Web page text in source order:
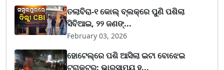
ତଲାବିରା-୧ କୋଲ୍ ବ୍ଲକ୍‌ରେ ପୁଣି ପଶିଲା
ସିବିଆଇ, ୨୨ ଜଣଙ୍...
February 03, 2026
ହୋଟେଲ୍‌ରେ ପଶି ଆସିଲା ଇଟା ବୋଝେଇ
ଟ୍ରାକ୍ଟର: ଭାରସାମ୍ୟ ହ...